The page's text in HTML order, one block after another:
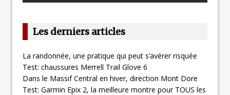
Les derniers articles
La randonnée, une pratique qui peut s’avérer risquée
Test: chaussures Merrell Trail Glove 6
Dans le Massif Central en hiver, direction Mont Dore
Test: Garmin Epix 2, la meilleure montre pour TOUS les